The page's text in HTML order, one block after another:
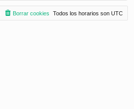
Todos los horarios son UTC
Borrar cookies